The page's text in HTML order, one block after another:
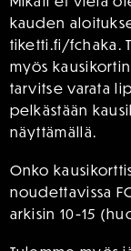
kauden
tiketti.fi/fchaka.
myös
tarvitse varata
pelkästään
näyttämällä.
Onko
noudettavissa
arkisin 10-15